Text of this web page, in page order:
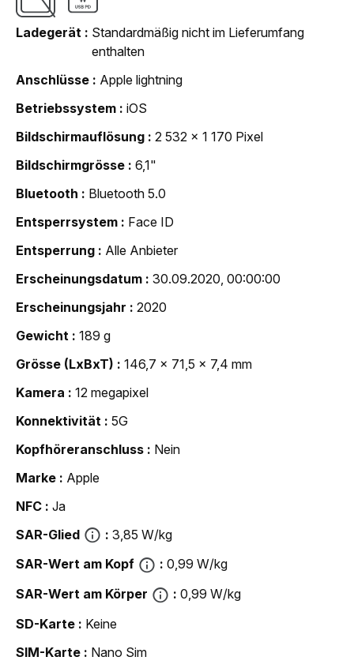
Ladegerät
Standardmäßig nicht im Lieferumfang
enthalten
Anschlüsse
Apple lightning
Betriebssystem
iOS
Bildschirmauflösung
2 532 x 1 170 Pixel
Bildschirmgrösse
6,1"
Bluetooth
Bluetooth 5.0
Entsperrsystem
Face ID
Entsperrung
Alle Anbieter
Erscheinungsdatum
30.09.2020, 00:00:00
Erscheinungsjahr
2020
Gewicht
189 g
Grösse (LxBxT)
146,7 x 71,5 x 7,4 mm
Kamera
12 megapixel
Konnektivität
5G
Kopfhöreranschluss
Nein
Marke
Apple
NFC
Ja
SAR-Glied
3,85 W/kg
SAR-Wert am Kopf
0,99 W/kg
SAR-Wert am Körper
0,99 W/kg
SD-Karte
Keine
SIM-Karte
Nano Sim